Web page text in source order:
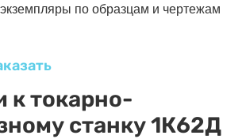
экземпляры по образцам и чертежам
к токарно-
станку 1К62Д